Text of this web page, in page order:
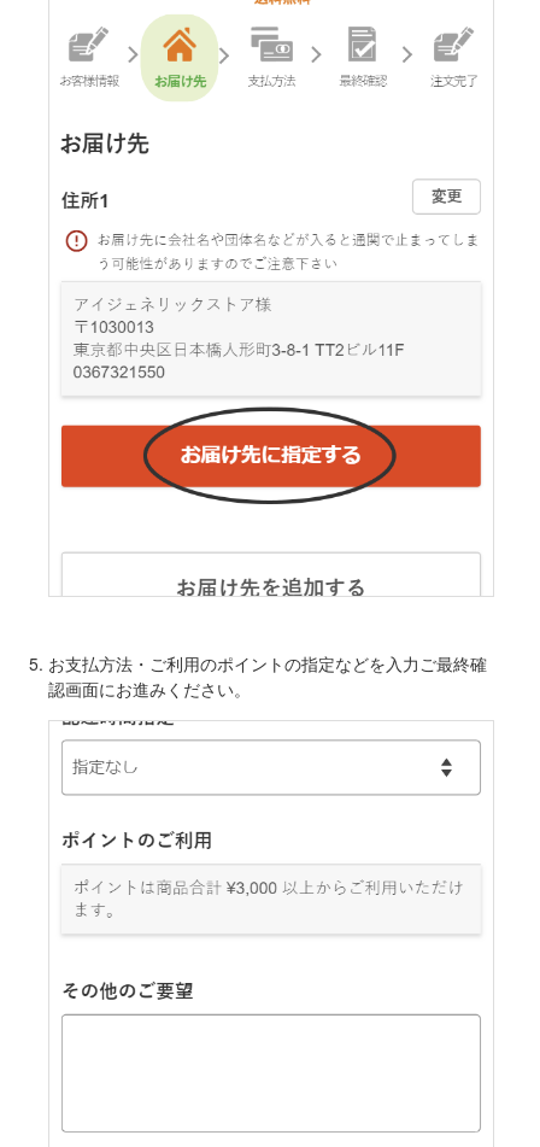
お支払方法・ご利用のポイントの指定などを入力ご最終確
認画面にお進みください。